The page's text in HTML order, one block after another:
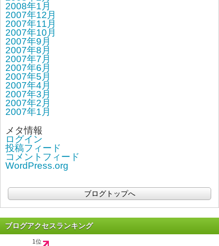
2008年1月
2007年12月
2007年11月
2007年10月
2007年9月
2007年8月
2007年7月
2007年6月
2007年5月
2007年4月
2007年3月
2007年2月
2007年1月
メタ情報
ログイン
投稿フィード
コメントフィード
WordPress.org
ブログトップへ
ブログアクセスランキング
1位